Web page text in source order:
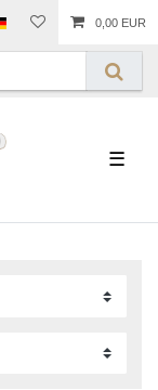
0,00 EUR
☰